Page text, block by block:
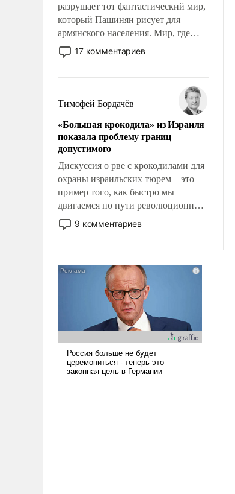
разрушает тот фантастический мир,
который Пашинян рисует для
армянского населения. Мир, где
политические прожекты будут
безусловно оплачиваться за счет
где Еревану за свои поступки не
нужно отвечать.
17 комментариев
Тимофей Бордачёв
«Большая крокодила» из Израиля
показала проблему границ
допустимого
Дискуссия о рве с крокодилами для
охраны израильских тюрем – это
пример того, как быстро мы
двигаемся по пути революционных
изменений. То, что несколько лет
назад было образом для
9 комментариев